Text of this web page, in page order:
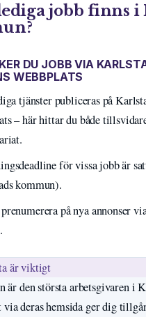
jobb finns i
DU JOBB VIA
WEBBPLATS
tjänster publiceras på
– här hittar du både
för vissa jobb är
kommun).
på nya annonser
är viktigt
är den största arbetsgivaren i
via deras hemsida ger dig